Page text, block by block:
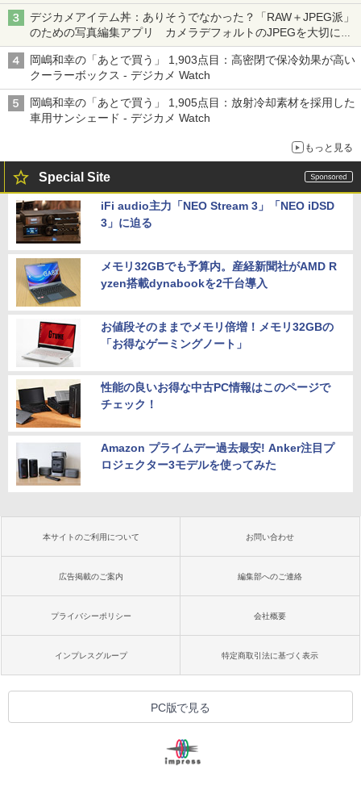
デジカメアイテム丼：ありそうでなかった？「RAW＋JPEG派」
のための写真編集アプリ カメラデフォルトのJPEGを大切にす
る「Filmator」
岡嶋和幸の「あとで買う」 1,903点目：高密閉で保冷効果が高い
クーラーボックス - デジカメ Watch
岡嶋和幸の「あとで買う」 1,905点目：放射冷却素材を採用した
車用サンシェード - デジカメ Watch
もっと見る
Special Site
iFi audio主力「NEO Stream 3」「NEO iDSD
3」に迫る
メモリ32GBでも予算内。産経新聞社がAMD R
yzen搭載dynabookを2千台導入
お値段そのままでメモリ倍増！メモリ32GBの
「お得なゲーミングノート」
性能の良いお得な中古PC情報はこのページで
チェック！
Amazon プライムデー過去最安! Anker注目プ
ロジェクター3モデルを使ってみた
本サイトのご利用について お問い合わせ
広告掲載のご案内 編集部へのご連絡
プライバシーポリシー 会社概要
インプレスグループ 特定商取引法に基づく表示
PC版で見る